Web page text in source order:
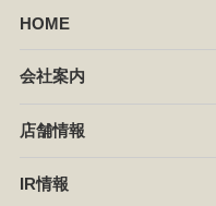
HOME
会社案内
企業情報
セントラルキッチン
店舗情報
椿屋珈琲
IR情報